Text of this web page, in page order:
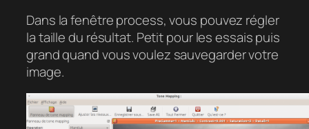
Dans la fenêtre process, vous pouvez régler
la taille du résultat. Petit pour les essais puis
grand quand vous voulez sauvegarder votre
image.